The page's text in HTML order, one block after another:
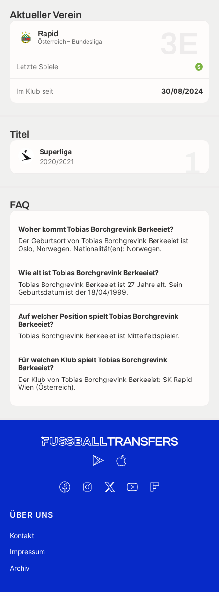
Aktueller Verein
Rapid
Österreich – Bundesliga
Letzte Spiele S
Im Klub seit 30/08/2024
Titel
Superliga
2020/2021
FAQ
Woher kommt Tobias Borchgrevink Børkeeiet?
Der Geburtsort von Tobias Borchgrevink Børkeeiet ist
Oslo, Norwegen. Nationalität(en): Norwegen.
Wie alt ist Tobias Borchgrevink Børkeeiet?
Tobias Borchgrevink Børkeeiet ist 27 Jahre alt. Sein
Geburtsdatum ist der 18/04/1999.
Auf welcher Position spielt Tobias Borchgrevink
Børkeeiet?
Tobias Borchgrevink Børkeeiet ist Mittelfeldspieler.
Für welchen Klub spielt Tobias Borchgrevink
Børkeeiet?
Der Klub von Tobias Borchgrevink Børkeeiet: SK Rapid
Wien (Österreich).
ÜBER UNS
Kontakt
Impressum
Archiv